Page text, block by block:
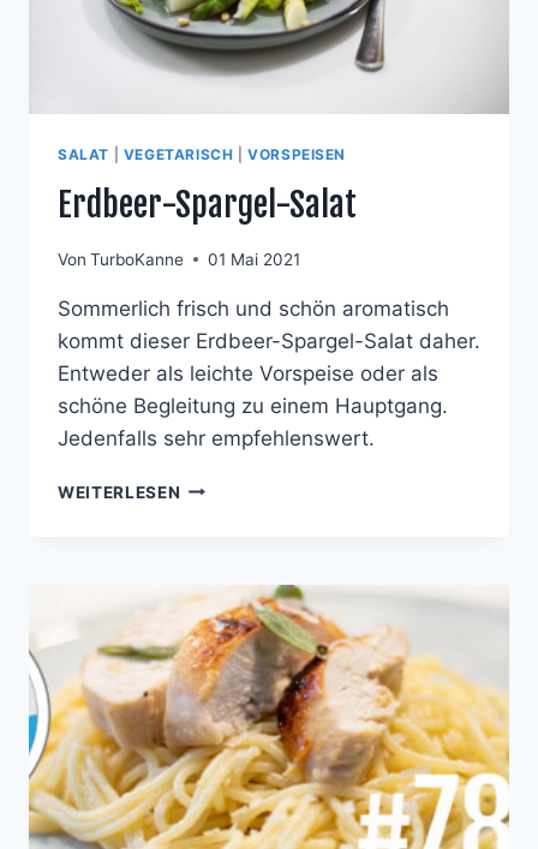
SALAT VEGETARISCH |VORSPEISEN
Erdbeer-Spargel-Salat
Von TurboKanne 01 Mai 2021
Sommerlich frisch und schön aromatisch
kommt dieser Erdbeer-Spargel-Salat daher.
Entweder als leichte Vorspeise oder als
schöne Begleitung zu einem Hauptgang.
Jedenfalls sehr empfehlenswert.
WEITERLESEN ERDBEER-